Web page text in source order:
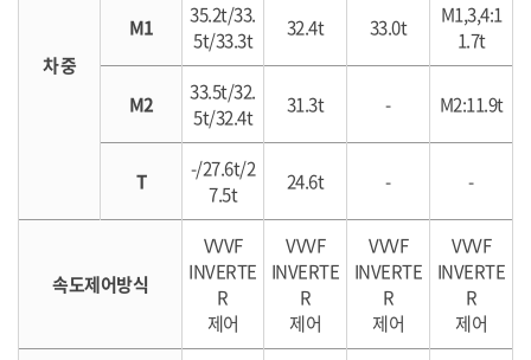
차 중
M1
35.2t/33.
5t/33.3t
32.4t 33.0t
M1,3,4:1
1.7t
M2
33.5t/32.
5t/32.4t
31.3t - M2:11.9t
T
-/27.6t/2
7.5t
24.6t - -
속도제어방식
VVVF
INVERTE
R
제어
VVVF
INVERTE
R
제어
VVVF
INVERTE
R
제어
VVVF
INVERTE
R
제어